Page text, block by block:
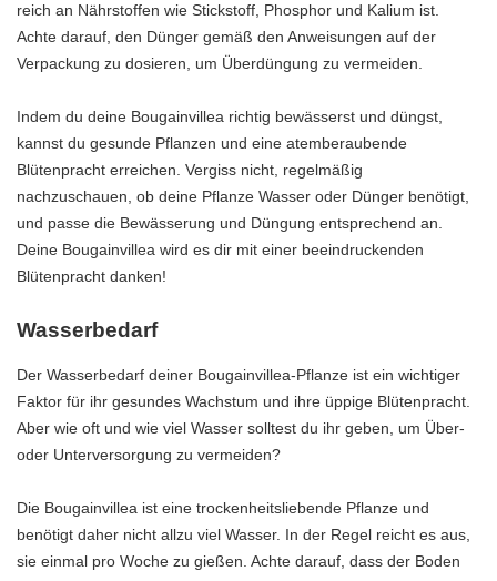
reich an Nährstoffen wie Stickstoff, Phosphor und Kalium ist.
Achte darauf, den Dünger gemäß den Anweisungen auf der
Verpackung zu dosieren, um Überdüngung zu vermeiden.
Indem du deine Bougainvillea richtig bewässerst und düngst,
kannst du gesunde Pflanzen und eine atemberaubende
Blütenpracht erreichen. Vergiss nicht, regelmäßig
nachzuschauen, ob deine Pflanze Wasser oder Dünger benötigt,
und passe die Bewässerung und Düngung entsprechend an.
Deine Bougainvillea wird es dir mit einer beeindruckenden
Blütenpracht danken!
Wasserbedarf
Der Wasserbedarf deiner Bougainvillea-Pflanze ist ein wichtiger
Faktor für ihr gesundes Wachstum und ihre üppige Blütenpracht.
Aber wie oft und wie viel Wasser solltest du ihr geben, um Über-
oder Unterversorgung zu vermeiden?
Die Bougainvillea ist eine trockenheitsliebende Pflanze und
benötigt daher nicht allzu viel Wasser. In der Regel reicht es aus,
sie einmal pro Woche zu gießen. Achte darauf, dass der Boden